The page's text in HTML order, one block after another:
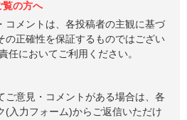
覧の方へ
コメントは、各投稿者の主観に基づ
の正確性を保証するものではござい
任においてご利用ください。
ご意見・コメントがある場合は、各
(入力フォーム)からご返信いただけ